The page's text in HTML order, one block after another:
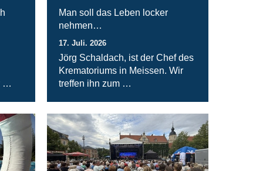
…
Man soll das Leben locker
nehmen…
17. Juli. 2026
Jörg Schaldach, ist der Chef des
Krematoriums in Meissen. Wir
treffen ihn zum …